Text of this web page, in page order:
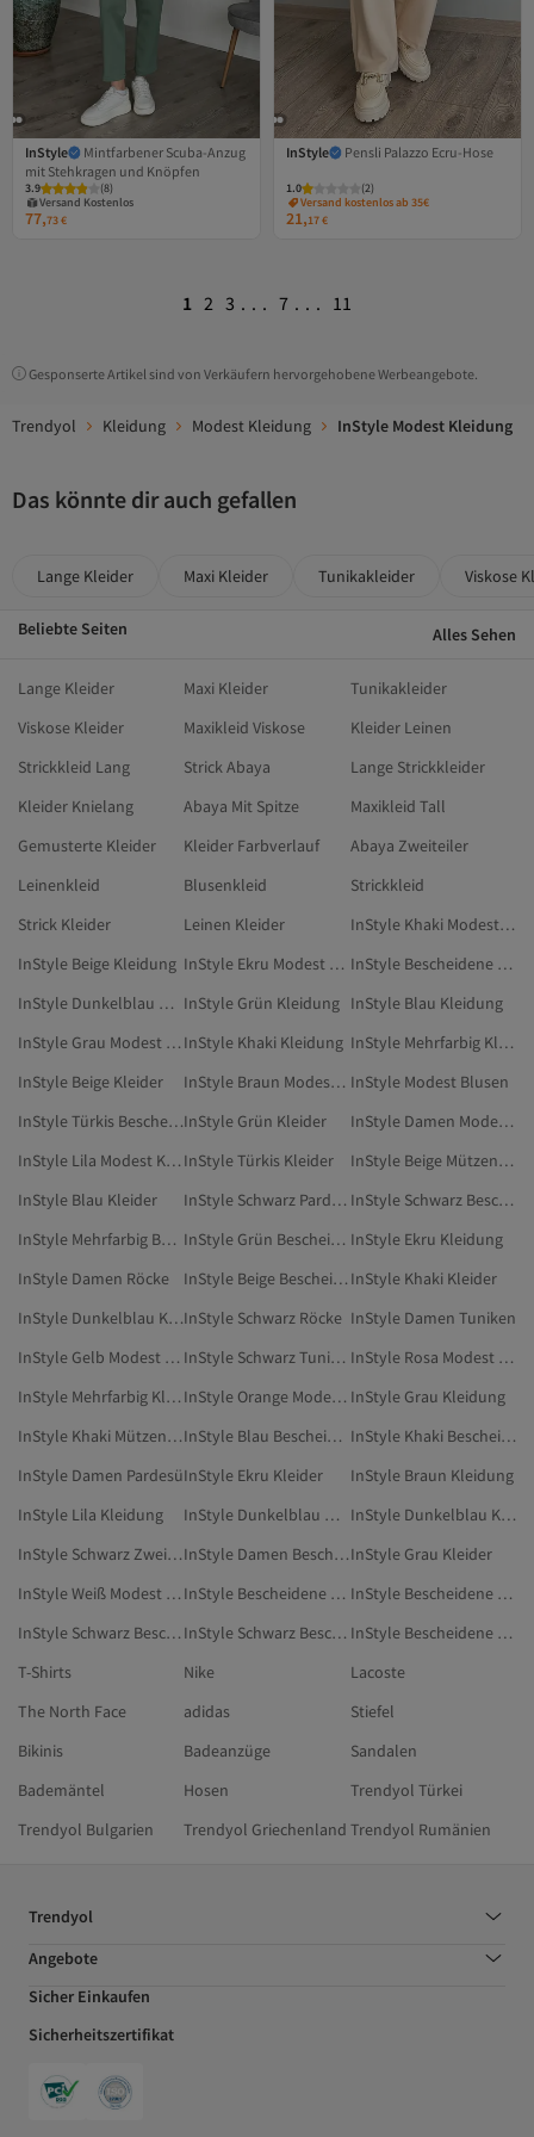
InStyle
Mintfarbener Scuba-Anzug
mit Stehkragen und Knöpfen
3.9 (8)
Versand Kostenlos
Gratis Versand
Versand Kostenlos
77,73€
InStyle Pensli Palazzo Ecru-Hose
1.0 (2)
Versand kostenlos ab 35€
21,17€
1 2 3 ... 7 ... 11
Gesponserte Artikel sind von Verkäufern hervorgehobene Werbeangebote.
Trendyol Kleidung Modest Kleidung InStyle Modest Kleidung
Das könnte dir auch gefallen
Lange Kleider Maxi Kleider Tunikakleider Viskose
Beliebte Seiten Alles Sehen
Lange Kleider Maxi Kleider
Tunikakleider
Viskose Kleider
Maxikleid Viskose
Kleider Leinen
Strickkleid Lang
Strick Abaya
Lange Strickkleider
Kleider Knielang
Abaya Mit Spitze
Maxikleid Tall
Gemusterte Kleider
Kleider Farbverlauf
Abaya Zweiteiler
Leinenkleid
Blusenkleid
Strickkleid
Strick Kleider
Leinen Kleider
InStyle Khaki Modest Kleidung
InStyle Beige Kleidung
InStyle Ekru Modest Kleidung
InStyle Bescheidene Kleider
InStyle Dunkelblau Modest Kleidung InStyle Grün Kleidung InStyle Blau Kleidung
InStyle Grau Modest Kleidung InStyle Khaki Kleidung
InStyle Mehrfarbig Kleidung
InStyle Beige Kleider
InStyle Braun Modest Kleidung InStyle Modest Blusen
InStyle Türkis Bescheidene KleiderInStyle Grün Kleider
InStyle Damen Modest Blusen
InStyle Lila Modest Kleidung InStyle Türkis Kleider
InStyle Beige Mützen & Abayas
InStyle Blau Kleider
InStyle Schwarz Pardesü
InStyle Schwarz Bescheidene Röcke
InStyle Mehrfarbig Bescheidene Kleider
InStyle Grün Bescheidene Kleider InStyle Ekru Kleidung
InStyle Damen Röcke
InStyle Beige Bescheidene Kleider InStyle Khaki Kleider
InStyle Dunkelblau KleidungInStyle Schwarz Röcke InStyle Damen Tuniken
InStyle Gelb Modest Kleidung
InStyle Schwarz Tuniken
InStyle Rosa Modest Kleidung
InStyle Mehrfarbig Kleider
InStyle Orange Modest Kleidung InStyle Grau Kleidung
InStyle Khaki Mützen & Abayas
InStyle Blau Bescheidene Kleider
InStyle Khaki Bescheidene Kleider
InStyle Damen PardesüInStyle Ekru Kleider
InStyle Braun Kleidung
InStyle Lila Kleidung
InStyle Dunkelblau Mützen & Abayas
InStyle Dunkelblau Kleider
InStyle Schwarz Zweiteilige Sets
InStyle Damen Bescheidene RöckeInStyle Grau Kleider
InStyle Weiß Modest Kleidung
InStyle Bescheidene Röcke
InStyle Bescheidene Tuniken
InStyle Schwarz Bescheidene Zweiteiler-Sets
InStyle Schwarz Bescheidene Tuniken
InStyle Bescheidene Zweiteiler-Sets
T-Shirts
Nike
Lacoste
The North Face
adidas
Stiefel
Bikinis
Badeanzüge
Sandalen
Bademäntel
Hosen
Trendyol Türkei
Trendyol Bulgarien
Trendyol Griechenland Trendyol Rumänien
Trendyol
Angebote
Sicher Einkaufen
Sicherheitszertifikat